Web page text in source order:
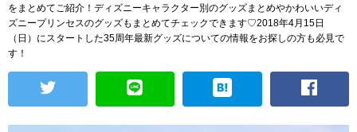
をまとめてご紹介！ディズニーキャラクター別のグッズまとめやかわいいディ
ズニープリンセスのグッズもまとめてチェックできます♡2018年4月15日
（日）にスタートした35周年最新グッズについての情報をお探しの方も必見で
す！